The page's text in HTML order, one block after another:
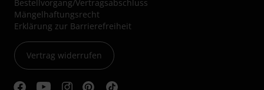
Bestellvorgang/Vertragsabschluss
Mängelhaftungsrecht
Erklärung zur Barrierefreiheit
Vertrag widerrufen